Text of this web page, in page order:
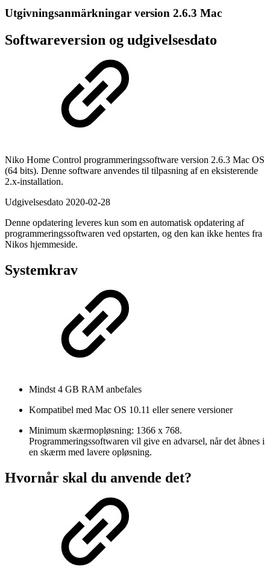
Utgivningsanmärkningar version 2.6.3 Mac
Softwareversion og udgivelsesdato
Niko Home Control programmeringssoftware version 2.6.3 Mac OS
(64 bits). Denne software anvendes til tilpasning af en eksisterende
2.x-installation.
Udgivelsesdato 2020-02-28
Denne opdatering leveres kun som en automatisk opdatering af
programmeringssoftwaren ved opstarten, og den kan ikke hentes fra
Nikos hjemmeside.
Systemkrav
Mindst 4 GB RAM anbefales
Kompatibel med Mac OS 10.11 eller senere versioner
Minimum skærmopløsning: 1366 x 768.
Programmeringssoftwaren vil give en advarsel, når det åbnes i
en skærm med lavere opløsning.
Hvornår skal du anvende det?